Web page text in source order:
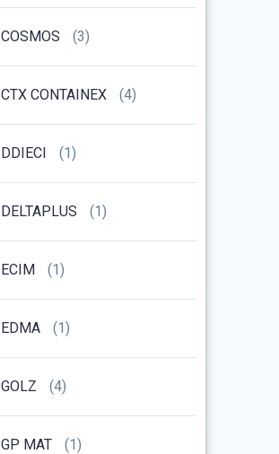
COSMOS (3)
CTX CONTAINEX (4)
DDIECI (1)
DELTAPLUS (1)
ECIM (1)
EDMA (1)
GOLZ (4)
GP MAT (1)